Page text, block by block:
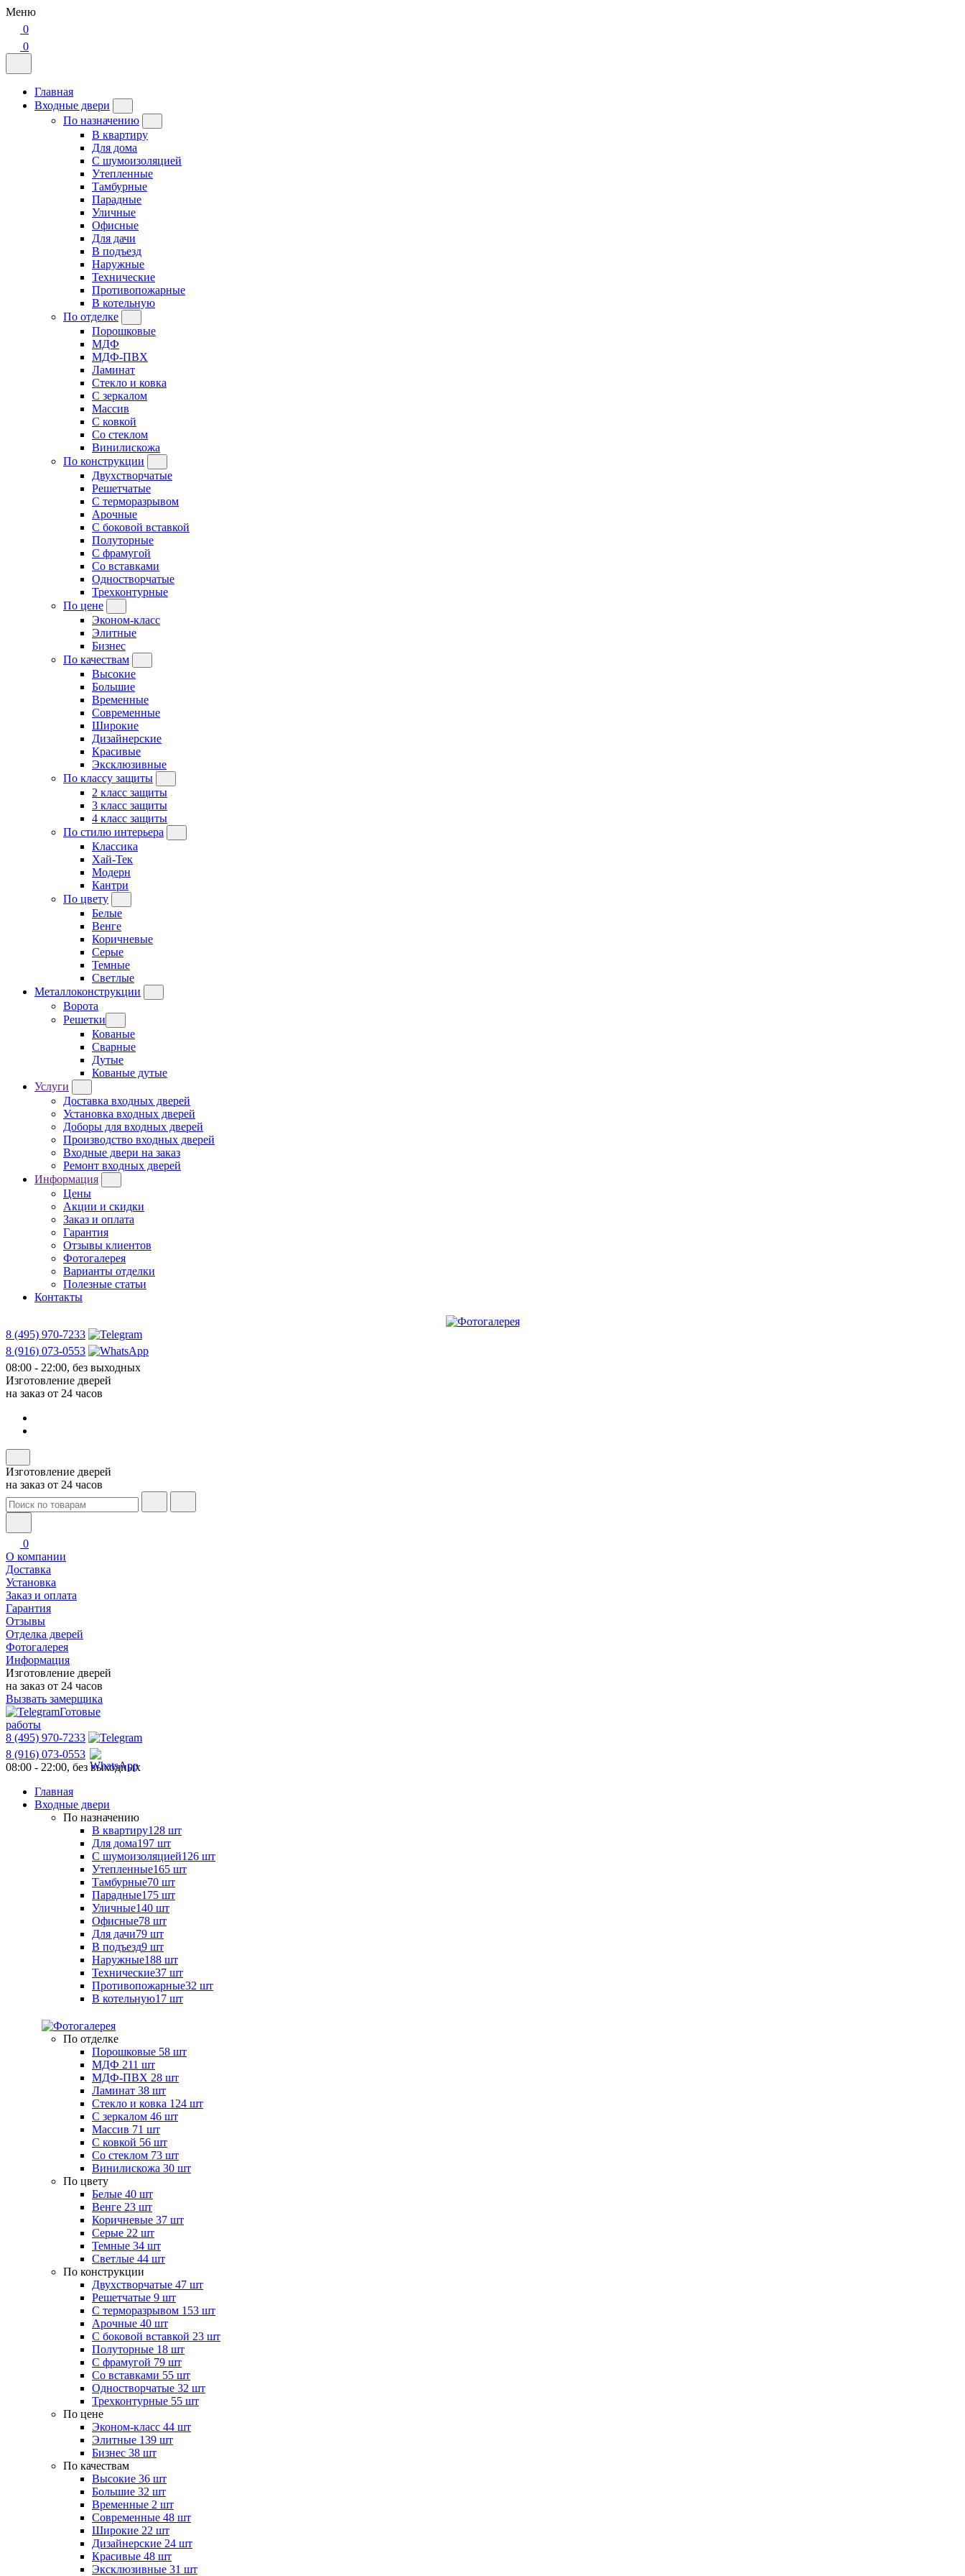
Меню
0
0
Главная
Входные двери
По назначению
В квартиру
Для дома
С шумоизоляцией
Утепленные
Тамбурные
Парадные
Уличные
Офисные
Для дачи
В подъезд
Наружные
Технические
Противопожарные
В котельную
По отделке
Порошковые
МДФ
МДФ-ПВХ
Ламинат
Стекло и ковка
С зеркалом
Массив
С ковкой
Со стеклом
Винилискожа
По конструкции
Двухстворчатые
Решетчатые
С терморазрывом
Арочные
С боковой вставкой
Полуторные
С фрамугой
Cо вставками
Одностворчатые
Трехконтурные
По цене
Эконом-класс
Элитные
Бизнес
По качествам
Высокие
Большие
Временные
Современные
Широкие
Дизайнерские
Красивые
Эксклюзивные
По классу защиты
2 класс защиты
3 класс защиты
4 класс защиты
По стилю интерьера
Классика
Хай-Тек
Модерн
Кантри
По цвету
Белые
Венге
Коричневые
Серые
Темные
Светлые
Металлоконструкции
Ворота
Решетки
Кованые
Сварные
Дутые
Кованые дутые
Услуги
Доставка входных дверей
Установка входных дверей
Доборы для входных дверей
Производство входных дверей
Входные двери на заказ
Ремонт входных дверей
Информация
Цены
Акции и скидки
Заказ и оплата
Гарантия
Отзывы клиентов
Фотогалерея
Варианты отделки
Полезные статьи
Контакты
8 (495) 970-7233
8 (916) 073-0553
08:00 - 22:00, без выходных
Изготовление дверей
на заказ от 24 часов
Изготовление дверей
на заказ от 24 часов
0
О компании
Доставка
Установка
Заказ и оплата
Гарантия
Отзывы
Отделка дверей
Фотогалерея
Информация
Изготовление дверей
на заказ от 24 часов
Вызвать замерщика
Готовые
работы
8 (495) 970-7233
8 (916) 073-0553
08:00 - 22:00, без выходных
Главная
Входные двери
По назначению
В квартиру128 шт
Для дома197 шт
С шумоизоляцией126 шт
Утепленные165 шт
Тамбурные70 шт
Парадные175 шт
Уличные140 шт
Офисные78 шт
Для дачи79 шт
В подъезд9 шт
Наружные188 шт
Технические37 шт
Противопожарные32 шт
В котельную17 шт
По отделке
Порошковые 58 шт
МДФ 211 шт
МДФ-ПВХ 28 шт
Ламинат 38 шт
Стекло и ковка 124 шт
С зеркалом 46 шт
Массив 71 шт
С ковкой 56 шт
Со стеклом 73 шт
Винилискожа 30 шт
По цвету
Белые 40 шт
Венге 23 шт
Коричневые 37 шт
Серые 22 шт
Темные 34 шт
Светлые 44 шт
По конструкции
Двухстворчатые 47 шт
Решетчатые 9 шт
С терморазрывом 153 шт
Арочные 40 шт
С боковой вставкой 23 шт
Полуторные 18 шт
С фрамугой 79 шт
Cо вставками 55 шт
Одностворчатые 32 шт
Трехконтурные 55 шт
По цене
Эконом-класс 44 шт
Элитные 139 шт
Бизнес 38 шт
По качествам
Высокие 36 шт
Большие 32 шт
Временные 2 шт
Современные 48 шт
Широкие 22 шт
Дизайнерские 24 шт
Красивые 48 шт
Эксклюзивные 31 шт